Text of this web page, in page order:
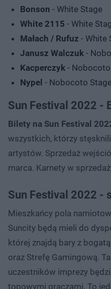
Bonson - White Stage
White 2115 - White
Małach / Rufuz - White
Janusz Walczuk -
Kacperczyk -
Nypel - Nobocoto
Sun Festival 2022 -
Bilety na Sun Festival
wszystkich, którzy
artystów. Sprzedaż
marca. Karnety w
Sun Festival 2022 -
Mieszkańcy pola
Suncity będą mieli do
której znajdą bary z
oraz Strefę Gamingową.
uczestników imprezy
topowymi graczami. To